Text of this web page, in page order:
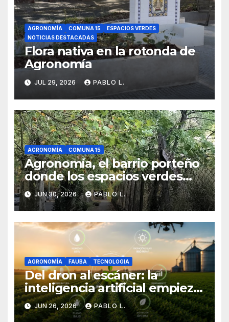
AGRONOMÍA COMUNA 15
ESPACIOS VERDES
NOTICIAS DESTACADAS
Flora nativa en la rotonda de
Agronomía
JUL 29, 2026 PABLO L.
AGRONOMÍA COMUNA 15
Agronomía, el barrio porteño
donde los espacios verdes
cambian el ritmo de la Ciudad
JUN 30, 2026 PABLO L.
AGRONOMÍA FAUBA TECNOLOGIA
Del dron al escáner: la
inteligencia artificial empieza
a cambiar la forma de
producir en el campo
JUN 26, 2026 PABLO L.